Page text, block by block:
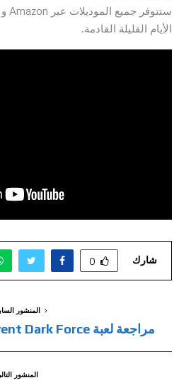
الأيام القليلة القادمة.
شارك 0
المنشور
مراجعة لعبة Fairy Fencer F: Advent Dark Force
المنشور